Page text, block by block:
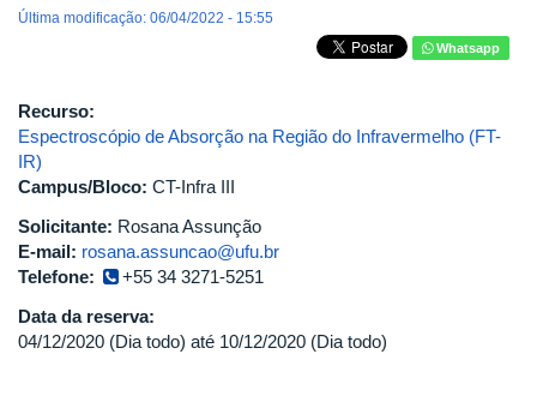
Última modificação: 06/04/2022 - 15:55
Whatsapp
Recurso:
Espectroscópio de Absorção na Região do Infravermelho (FT-
IR)
Campus/Bloco: CT-Infra III
Solicitante: Rosana Assunção
E-mail: rosana.assuncao@ufu.br
Telefone:
+55 34 3271-5251
Data da reserva:
04/12/2020 (Dia todo) até 10/12/2020 (Dia todo)